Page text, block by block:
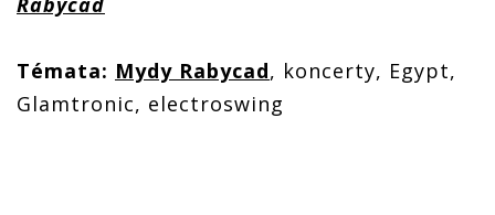
Témata: Mydy Rabycad, koncerty, Egypt,
Glamtronic, electroswing